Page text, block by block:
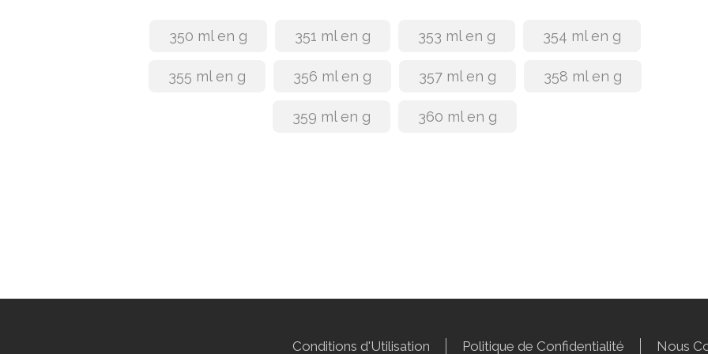
350 ml en g 351 ml en g 353 ml en g 354 ml en g
355 ml en g 356 ml en g 357 ml en g 358 ml en g
359 ml en g 360 ml en g
Conditions d'Utilisation Politique de Confidentialité Nous